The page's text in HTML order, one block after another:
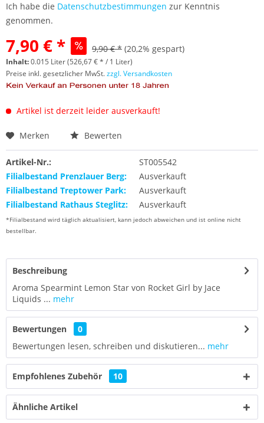
Ich habe die Datenschutzbestimmungen zur Kenntnis
genommen.
7,90 € * 9,90 € * (20,2% gespart)
Inhalt:0.015 Liter (526,67 € * / 1 Liter)
Preise inkl. gesetzlicher MwSt.zzgl. Versandkosten
Artikel ist derzeit leider ausverkauft!
Merken Bewerten
Artikel-Nr.:
ST005542
Filialbestand Prenzlauer Berg:
Ausverkauft
Filialbestand Treptower Park:
Ausverkauft
Filialbestand Rathaus Steglitz:
Ausverkauft
*Filialbestand wird täglich aktualisiert, kann jedoch abweichen und ist online nicht
bestellbar.
Beschreibung
Aroma Spearmint Lemon Star von Rocket Girl by Jace
Liquids ... mehr
Bewertungen
0
Bewertungen lesen, schreiben und diskutieren... mehr
Empfohlenes Zubehör 10
Ähnliche Artikel